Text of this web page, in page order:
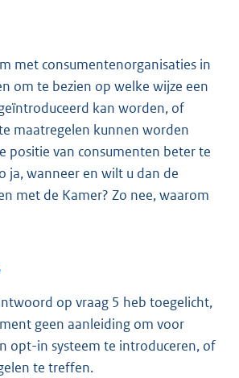
met consumentenorganisaties in
om te bezien op welke wijze een
kan worden, of
maatregelen kunnen worden
positie van consumenten beter te
ja, wanneer en wilt u dan de
met de Kamer? Zo nee, waarom
op vraag 5 heb toegelicht,
geen aanleiding om voor
opt-in systeem te introduceren, of
te treffen.